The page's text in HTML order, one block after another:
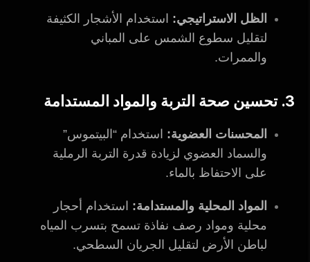
الظل الاستراتيجي: استخدام الأشجار الكثيفة
لتقليل سطوع الشمس على المباني
والممرات.
3. تحسين صحة التربة والمواد المستدامة
المحسنات العضوية: استخدام “البيتموس”
والسماد العضوي لزيادة قدرة التربة الرملية
على الاحتفاظ بالماء.
المواد المحلية والمستدامة: استخدام أحجار
محلية ومواد رصف نفاذة تسمح بتسرب المياه
لباطن الأرض لتقليل الجريان السطحي.